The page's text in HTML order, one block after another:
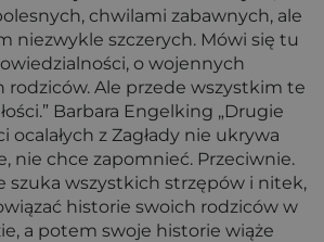
chwilami zabawnych, ale
niezwykle szczerych. Mówi się tu
o wojennych
rodziców. Ale przede wszystkim te
Barbara Engelking „Drugie
ocalałych z Zagłady nie ukrywa
nie chce zapomnieć. Przeciwnie.
szuka wszystkich strzępów i nitek,
historie swoich rodziców w
a potem swoje historie wiąże